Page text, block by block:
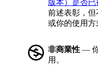
版本）是否已
前述表彰，
或你的使用方
非商業性 —
用。